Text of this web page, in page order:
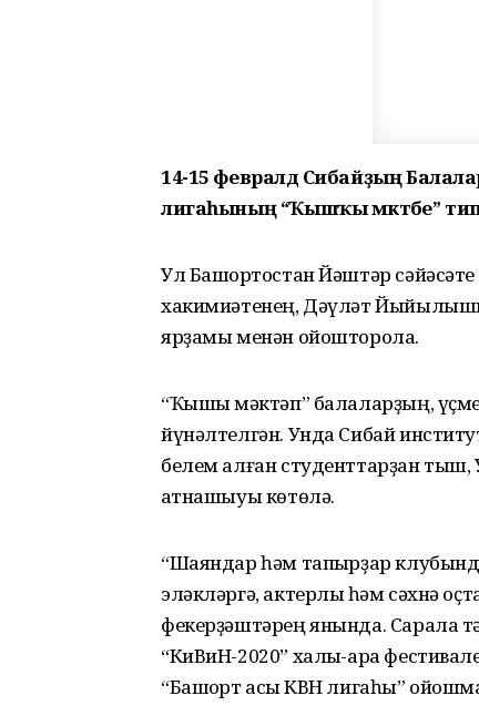
14-15 февралдә Сибайҙың
лигаһының “Ҡышҡы мәктәбе” тип
Ул Башҡортостан Йәштәр
хакимиәтенең, Дәүләт
ярҙамы менән ойошторола.
“Ҡышҡы мәктәп” балаларҙың,
йүнәлтелгән. Унда Сибай
белем алған студенттарҙан
ҡатнашыуы көтөлә.
“Шаяндар һәм тапҡырҙар
эләкләргә, актерлыҡ һәм сәхнә
фекерҙәштәрең янында. Сарала
“КиВиН-2020” халыҡ-ара
“Башҡорт асыҡ КВН лигаһы”